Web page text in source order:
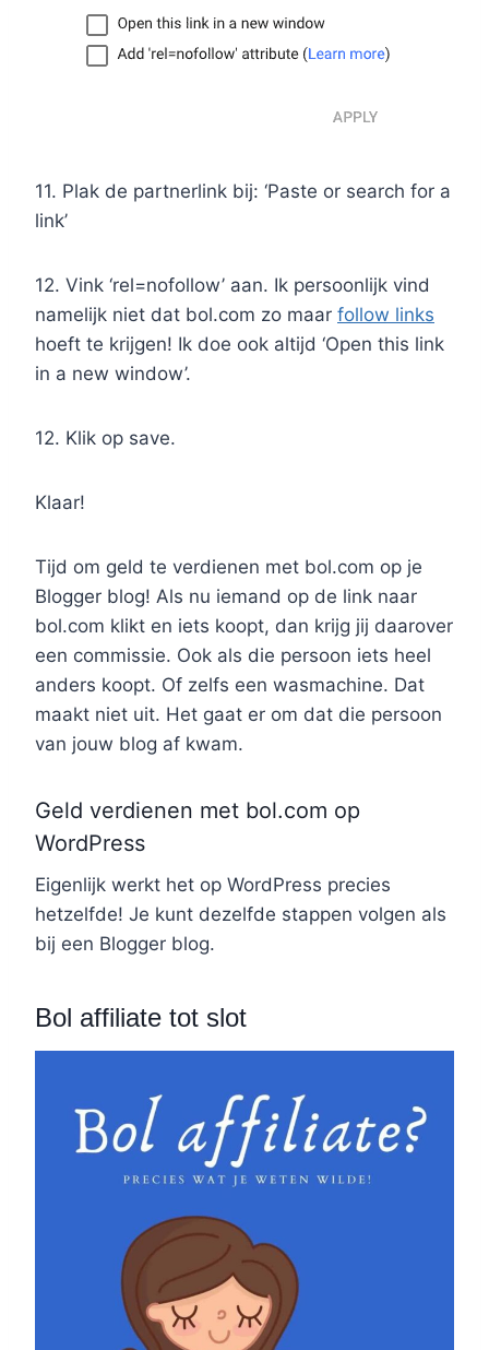
11. Plak de partnerlink bij: ‘Paste or search for a
link’
12. Vink ‘rel=nofollow’ aan. Ik persoonlijk vind
namelijk niet dat bol.com zo maar follow links
hoeft te krijgen! Ik doe ook altijd ‘Open this link
in a new window’.
12. Klik op save.
Klaar!
Tijd om geld te verdienen met bol.com op je
Blogger blog! Als nu iemand op de link naar
bol.com klikt en iets koopt, dan krijg jij daarover
een commissie. Ook als die persoon iets heel
anders koopt. Of zelfs een wasmachine. Dat
maakt niet uit. Het gaat er om dat die persoon
van jouw blog af kwam.
Geld verdienen met bol.com op
WordPress
Eigenlijk werkt het op WordPress precies
hetzelfde! Je kunt dezelfde stappen volgen als
bij een Blogger blog.
Bol affiliate tot slot